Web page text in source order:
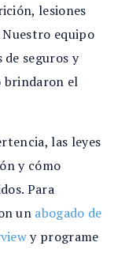
lesiones
equipo
seguros y
brindaron el
las leyes
y cómo
Para
un abogado de
y programe